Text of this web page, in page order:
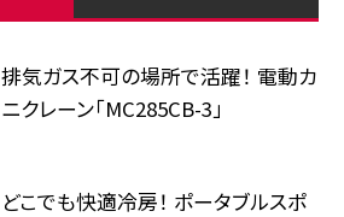
排気ガス不可の場所で活躍！ 電動カ
ニクレーン「MC285CB-3」
どこでも快適冷房！ ポータブルスポ